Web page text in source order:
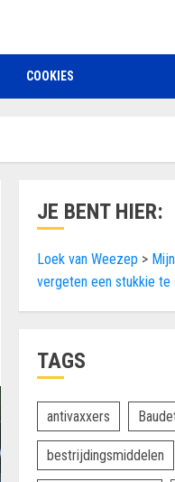
COOKIES
JE BENT HIER:
Loek van Weezep >
vergeten een stukkie te
TAGS
antivaxxers
bestrijdingsmiddelen